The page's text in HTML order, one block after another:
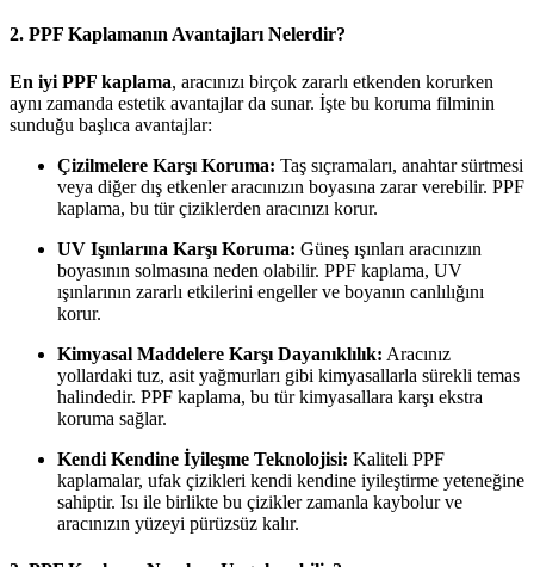
2. PPF Kaplamanın Avantajları Nelerdir?
En iyi PPF kaplama, aracınızı birçok zararlı etkenden korurken
aynı zamanda estetik avantajlar da sunar. İşte bu koruma filminin
sunduğu başlıca avantajlar:
Çizilmelere Karşı Koruma: Taş sıçramaları, anahtar sürtmesi
veya diğer dış etkenler aracınızın boyasına zarar verebilir. PPF
kaplama, bu tür çiziklerden aracınızı korur.
UV Işınlarına Karşı Koruma: Güneş ışınları aracınızın
boyasının solmasına neden olabilir. PPF kaplama, UV
ışınlarının zararlı etkilerini engeller ve boyanın canlılığını
korur.
Kimyasal Maddelere Karşı Dayanıklılık: Aracınız
yollardaki tuz, asit yağmurları gibi kimyasallarla sürekli temas
halindedir. PPF kaplama, bu tür kimyasallara karşı ekstra
koruma sağlar.
Kendi Kendine İyileşme Teknolojisi: Kaliteli PPF
kaplamalar, ufak çizikleri kendi kendine iyileştirme yeteneğine
sahiptir. Isı ile birlikte bu çizikler zamanla kaybolur ve
aracınızın yüzeyi pürüzsüz kalır.